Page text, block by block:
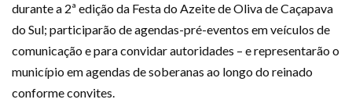
durante a 2ª edição da Festa do Azeite de Oliva de Caçapava
do Sul; participarão de agendas-pré-eventos em veículos de
comunicação e para convidar autoridades – e representarão o
município em agendas de soberanas ao longo do reinado
conforme convites.